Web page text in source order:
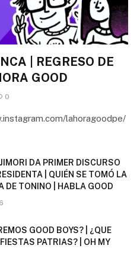
| REGRESO DE
GOOD
0
lahoragoodpe/
DA PRIMER DISCURSO
| QUIÉN SE TOMÓ LA
DE TONINO | HABLA GOOD
GOOD BOYS? | ¿QUE
PATRIAS? | OH MY